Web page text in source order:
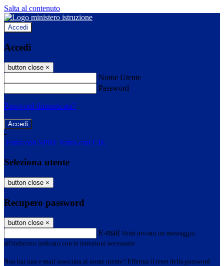
Salta al contenuto
Accedi
Accedi
button close ×
Nome Utente
Password
Password dimenticata?
-
Entra con SPID Entra con CIE
Seleziona utente
button close ×
Recupero password
button close ×
E-mail Verrà inviato un messaggio
all'indirizzo indicato con le istruzioni necessarie.
Non hai una e-mail associata al nome utente? Effettua il reset della password